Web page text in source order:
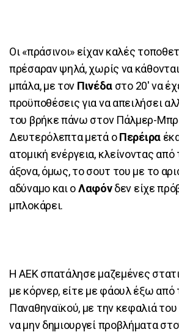
Οι «πράσινοι» είχαν καλές
πρέσαραν ψηλά, χωρίς να
μπάλα, με τον Πινέδα στο 20' να
προϋποθέσεις για να απειλήσει
του βρήκε πάνω στον Πάλμερ-
Δευτερόλεπτα μετά οΠερέιρα
ατομική ενέργεια, κλείνοντας
άξονα, όμως, το σουτ του με το
αδύναμο και οΛαφόνδεν είχε
μπλοκάρει.
Η ΑΕΚ σπατάλησε μαζεμένες
με κόρνερ, είτε με φάουλ έξω από
Παναθηναϊκού, με την κεφαλιά του
να μην δημιουργεί προβλήματα